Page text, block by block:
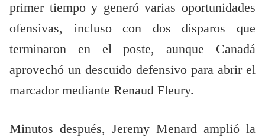
primer tiempo y generó varias oportunidades
ofensivas, incluso con dos disparos que
terminaron en el poste, aunque Canadá
aprovechó un descuido defensivo para abrir el
marcador mediante Renaud Fleury.
Minutos después, Jeremy Menard amplió la